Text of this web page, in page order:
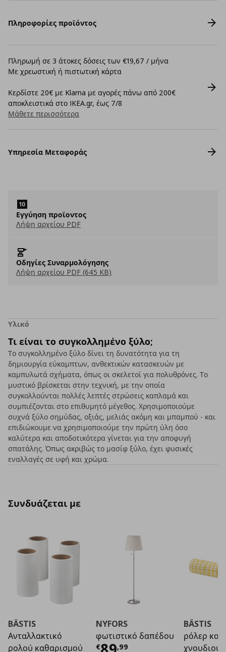
Πληροφορίες προϊόντος
Πληρωμή σε 3 άτοκες δόσεις των €19,67 / μήνα
Με χρεωστική ή πιστωτική κάρτα
Κερδίστε 20€ με Klarna με αγορές πάνω από 200€
αποκλειστικά στο IKEA.gr, έως 7/8
Μάθετε περισσότερα
Υπηρεσία Μεταφοράς
Εγγύηση προϊοντος
Λήψη αρχείου PDF
Οδηγίες Συναρμολόγησης
Λήψη αρχείου PDF (645 KB)
Υλικό
Τι είναι το συγκολλημένο ξύλο;
Το συγκολλημένο ξύλο δίνει τη δυνατότητα για τη
δημιουργία εύκαμπτων, ανθεκτικών κατασκευών με
καμπυλωτά σχήματα, όπως οι σκελετοί για πολυθρόνες. Το
μυστικό βρίσκεται στην τεχνική, με την οποία
συγκολλούνται πολλές λεπτές στρώσεις καπλαμά και
συμπιέζονται στο επιθυμητό μέγεθος. Χρησιμοποιούμε
συχνά ξύλο σημύδας, οξιάς, μελιάς ακόμη και μπαμπού - και
επιδιώκουμε να χρησιμοποιούμε την πρώτη ύλη όσο
καλύτερα και αποδοτικότερα γίνεται για την αποφυγή
σπατάλης. Όπως ακριβώς το μασίφ ξύλο, έχει φυσικές
εναλλαγές σε υφή και χρώμα.
Συνδυάζεται με
BÄSTIS
Ανταλλακτικό
ρολού καθαρισμού
NYFORS
φωτιστικό δαπέδου
€ ,99
BÄSTIS
ρόλερ
χνουδιού